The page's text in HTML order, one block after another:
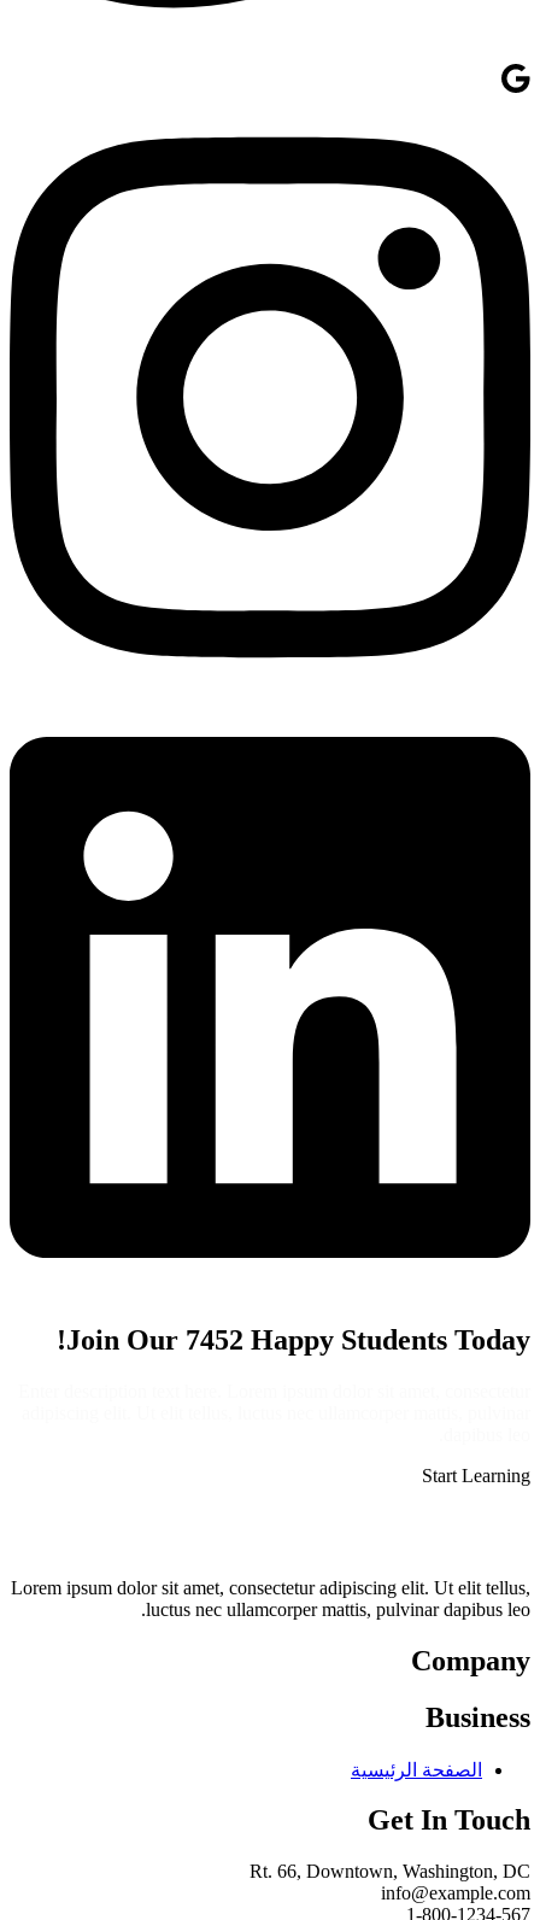
Join Our 7452 Happy Students​ Today!
Start Learning
Lorem ipsum dolor sit amet, consectetur adipiscing elit. Ut elit tellus,
luctus nec ullamcorper mattis, pulvinar dapibus leo.
Company
Business
الصفحة الرئيسية
Get In Touch
Rt. 66, Downtown, Washington, DC
info@example.com​
1-800-1234-567